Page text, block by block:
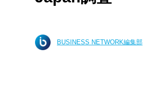
BUSINESS NETWORK編集部